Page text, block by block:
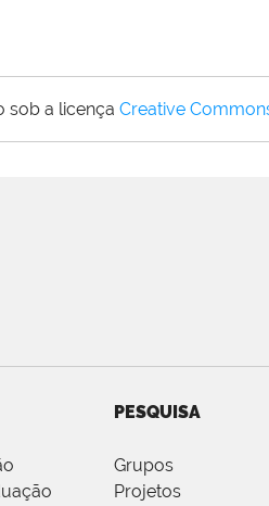
sob a licença Creative
PESQUISA
Grupos
Projetos